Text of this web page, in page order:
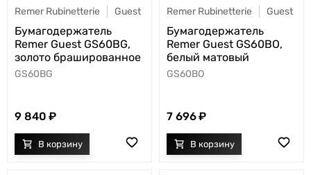
Remer Rubinetterie Guest
Бумагодержатель
Remer Guest GS60BG,
золото брашированное
GS60BG
9 840
Remer Rubinetterie Guest
Бумагодержатель
Remer Guest GS60BO,
белый матовый
GS60BO
7 696